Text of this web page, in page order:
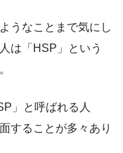
うなことまで気にし
は「HSP」という
」と呼ばれる人
することが多々あり